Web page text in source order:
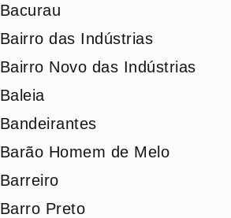
Bacurau
Bairro das Indústrias
Bairro Novo das Indústrias
Baleia
Bandeirantes
Barão Homem de Melo
Barreiro
Barro Preto